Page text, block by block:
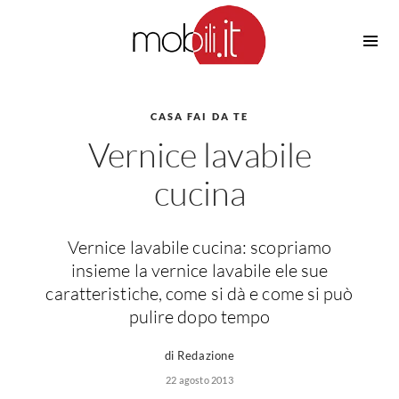
Cucine Design
Cucine Moderne
Consigli Cucine
Attrezzature Interne
Elettrodomestici
Irrigazione
Casette in Legno
Pergole
Giardinaggio
Piante
CASA FAI DA TE
Vernice lavabile
cucina
Vernice lavabile cucina: scopriamo
insieme la vernice lavabile ele sue
caratteristiche, come si dà e come si può
pulire dopo tempo
di Redazione
22 agosto 2013